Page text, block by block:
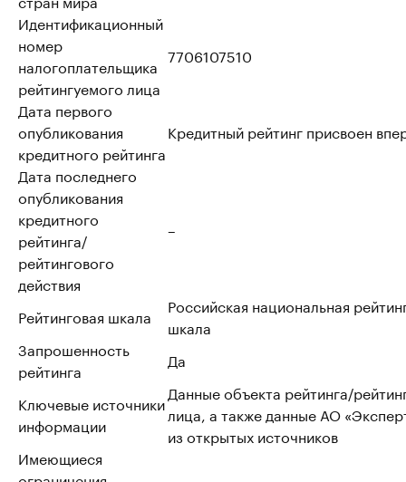
Идентификационный
номер
налогоплательщика
рейтингуемого лица
7706107510
Дата первого
опубликования
кредитного рейтинга
Кредитный рейтинг присвоен
Дата последнего
опубликования
кредитного
рейтинга/
рейтингового
действия
–
Рейтинговая шкала
Российская национальная
шкала
Запрошенность
рейтинга
Да
Ключевые источники
информации
Данные объекта рейтинга/
лица, а также данные АО
из открытых источников
Имеющиеся